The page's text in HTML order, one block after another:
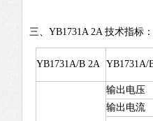
三、YB1731A 2A 技术指标：
YB1731A/B 2A YB1731A/
输出电压
输出电流